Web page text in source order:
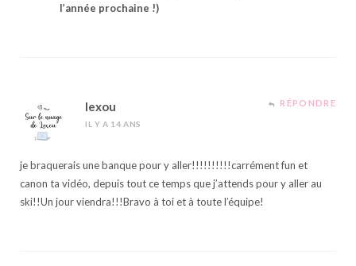
l’année prochaine !)
lexou
IL Y A 14 ANS
RÉPONDRE
je braquerais une banque pour y aller!!!!!!!!!!carrément fun et
canon ta vidéo, depuis tout ce temps que j’attends pour y aller au
ski!!Un jour viendra!!!Bravo à toi et à toute l’équipe!